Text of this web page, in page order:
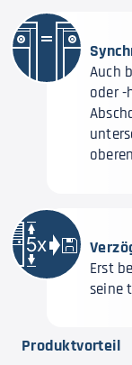
Auch
oder -
Erst
seine
Produktvorteil